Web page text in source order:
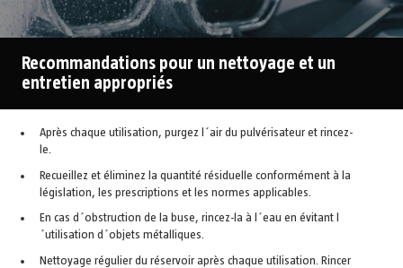
Recommandations pour un nettoyage et un
entretien appropriés
Après chaque utilisation, purgez l´air du pulvérisateur et rincez-
le.
Recueillez et éliminez la quantité résiduelle conformément à la
législation, les prescriptions et les normes applicables.
En cas d´obstruction de la buse, rincez-la à l´eau en évitant l
´utilisation d´objets métalliques.
Nettoyage régulier du réservoir après chaque utilisation. Rincer